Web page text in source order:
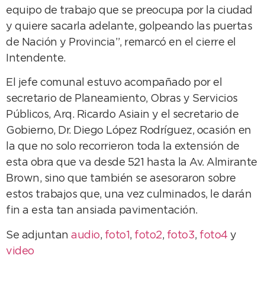
equipo de trabajo que se preocupa por la ciudad
y quiere sacarla adelante, golpeando las puertas
de Nación y Provincia”, remarcó en el cierre el
Intendente.
El jefe comunal estuvo acompañado por el
secretario de Planeamiento, Obras y Servicios
Públicos, Arq. Ricardo Asiain y el secretario de
Gobierno, Dr. Diego López Rodríguez, ocasión en
la que no solo recorrieron toda la extensión de
esta obra que va desde 521 hasta la Av. Almirante
Brown, sino que también se asesoraron sobre
estos trabajos que, una vez culminados, le darán
fin a esta tan ansiada pavimentación.
Se adjuntan audio, foto1 , foto2, foto3, foto4 y
video